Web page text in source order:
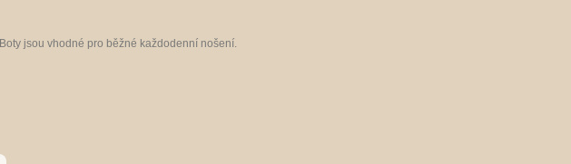
Botyjsou vhodné pro běžné každodenní nošení.